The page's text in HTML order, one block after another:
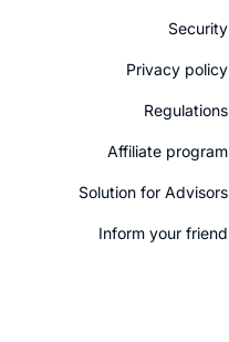
Security
Privacy policy
Regulations
Affiliate program
Solution for Advisors
Inform your friend